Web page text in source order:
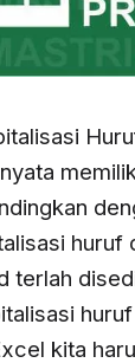
terlah
kita